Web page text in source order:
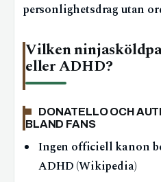
personlighetsdrag utan
Vilken
eller ADHD?
DONATELLO OCH
BLAND FANS
Ingen officiell kanon
ADHD (Wikipedia)